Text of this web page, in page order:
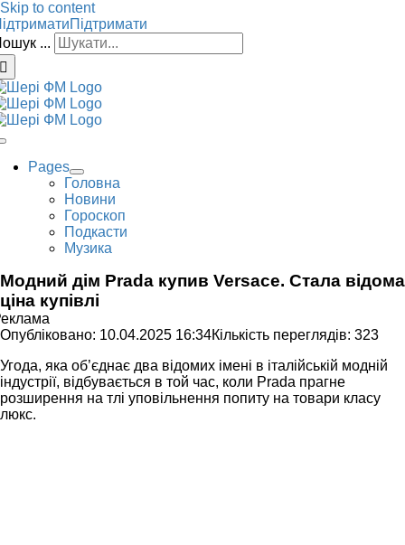
Skip to content
Підтримати
...
Pages
Головна
Новини
Гороскоп
Подкасти
Музика
Модний дім Prada купив Versace. Стала відома
ціна купівлі
Опубліковано: 10.04.2025 16:34Кількість переглядів: 323
Угода, яка об’єднає два відомих імені в італійській модній
індустрії, відбувається в той час, коли Prada прагне
розширення на тлі уповільнення попиту на товари класу
люкс.